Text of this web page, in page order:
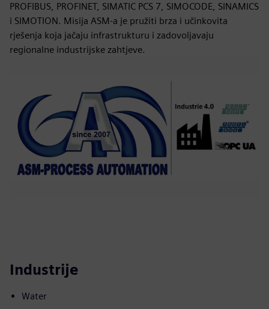
PROFIBUS, PROFINET, SIMATIC PCS 7, SIMOCODE, SINAMICS
i SIMOTION. Misija ASM-a je pružiti brza i učinkovita
rješenja koja jačaju infrastrukturu i zadovoljavaju
regionalne industrijske zahtjeve.
Industrije
Water